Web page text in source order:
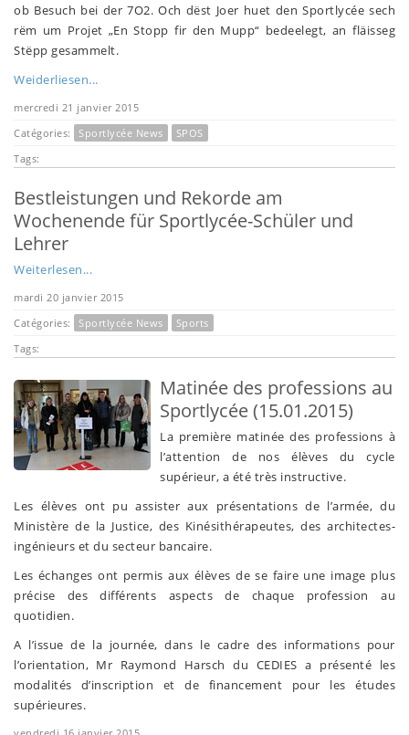
ob Besuch bei der 7O2. Och dëst Joer huet den Sportlycée sech
rëm um Projet „En Stopp fir den Mupp“ bedeelegt, an fläisseg
Stëpp gesammelt.
Weiderliesen...
mercredi 21 janvier 2015
Catégories:
Sportlycée News
SPOS
Tags:
Bestleistungen und Rekorde am
Wochenende für Sportlycée-Schüler und
Lehrer
Weiterlesen...
mardi 20 janvier 2015
Catégories:
Sportlycée News
Sports
Tags:
Matinée des professions au
Sportlycée (15.01.2015)
La première matinée des professions à
l’attention de nos élèves du cycle
supérieur, a été très instructive.
Les élèves ont pu assister aux présentations de l’armée, du
Ministère de la Justice, des Kinésithérapeutes, des architectes-
ingénieurs et du secteur bancaire.
Les échanges ont permis aux élèves de se faire une image plus
précise des différents aspects de chaque profession au
quotidien.
A l’issue de la journée, dans le cadre des informations pour
l’orientation, Mr Raymond Harsch du CEDIES a présenté les
modalités d’inscription et de financement pour les études
supérieures.